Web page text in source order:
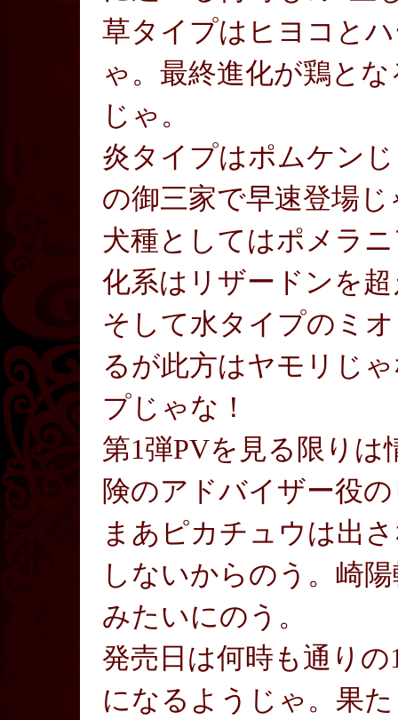
草タイプはヒヨコと
ゃ。最終進化が鶏と
じゃ。
炎タイプはポムケン
の御三家で早速登場
犬種としてはポメラ
化系はリザードンを
そして水タイプのミ
るが此方はヤモリじ
プじゃな！
第1弾PVを見る限り
険のアドバイザー役
まあピカチュウは出
しないからのう。崎
みたいにのう。
発売日は何時も通り
になるようじゃ。果